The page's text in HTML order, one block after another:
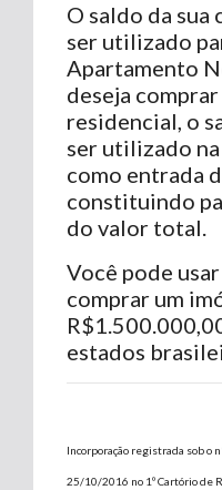
O saldo da sua
ser utilizado
Apartamento
deseja
residencial, o
ser utilizado
como entrada
constituindo
do valor total.
Você pode
comprar um
estados
Incorporação registrada sob o
25/10/2016 no 1º Cartório de